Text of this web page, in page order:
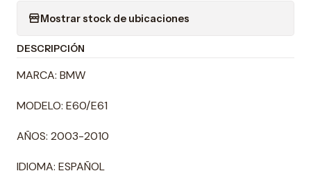
Mostrar stock de ubicaciones
DESCRIPCIÓN
MARCA: BMW
MODELO: E60/E61
AÑOS: 2003-2010
IDIOMA: ESPAÑOL